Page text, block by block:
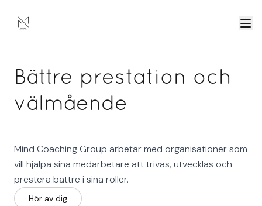
Bättre prestation och
välmående
Mind Coaching Group arbetar med organisationer som
vill hjälpa sina medarbetare att trivas, utvecklas och
prestera bättre i sina roller.
Hör av dig